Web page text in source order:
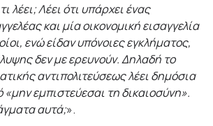
λέει; Λέει ότι υπάρχει ένας
και μία οικονομική εισαγγελία
ενώ είδαν υπόνοιες εγκλήματος,
δεν με ερευνούν. Δηλαδή το
αντιπολιτεύσεως λέει δημόσια
«μην εμπιστεύεσαι τη δικαιοσύνη».
αυτά;».